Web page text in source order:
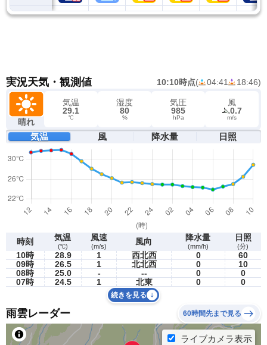
実況天気・観測値 10:10時点( 04:41 18:46)
晴れ
気温
29.1
℃
湿度
80
%
気圧
985
hPa
風
0.7
m/s
気温 風 降水量 日照
時刻 気温
(℃)
風速
(m/s) 風向 降水量
(mm/h)
日照
(分)
10時 28.9 1 西北西 0
60
09時
26.5 1 北北西 0
10
08時
25.0 - -- 0
0
07時
24.5 1 北東 0 0
続きを見る
雨雲レーダー 60時間先まで見る